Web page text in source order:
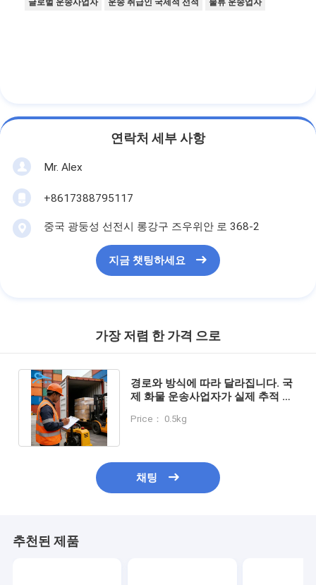
글로벌 운송사업자 운송 취급인 국제적 선적 물류 운송업자
연락처 세부 사항
Mr. Alex
+8617388795117
중국 광둥성 선전시 롱강구 즈우위안 로 368-2
지금 챗팅하세요
가장 저렴 한 가격 으로
경로와 방식에 따라 달라집니다. 국
제 화물 운송사업자가 실제 추적 가
Price： 0.5kg
채팅
추천된 제품